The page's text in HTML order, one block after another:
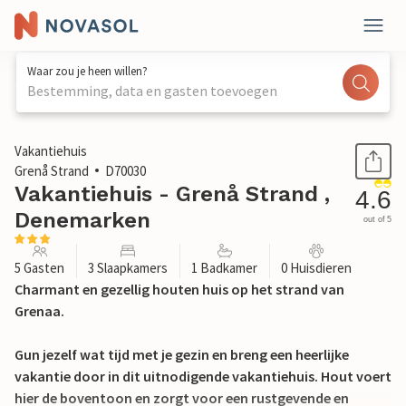
Waar zou je heen willen?
Bestemming, data en gasten toevoegen
1 / 22
Vakantiehuis
Grenå Strand
D70030
Vakantiehuis - Grenå Strand ,
Denemarken
4.6
out of 5
5 Gasten 3 Slaapkamers 1 Badkamer 0 Huisdieren
Charmant en gezellig houten huis op het strand van
Grenaa.
Gun jezelf wat tijd met je gezin en breng een heerlijke
vakantie door in dit uitnodigende vakantiehuis. Hout voert
hier de boventoon en zorgt voor een rustgevende en